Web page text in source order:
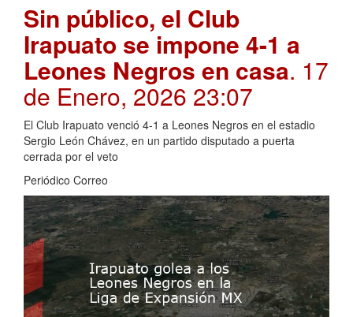
Sin público, el Club
Irapuato se impone 4-1 a
Leones Negros en casa. 17
de Enero, 2026 23:07
El Club Irapuato venció 4-1 a Leones Negros en el estadio
Sergio León Chávez, en un partido disputado a puerta
cerrada por el veto
Periódico Correo